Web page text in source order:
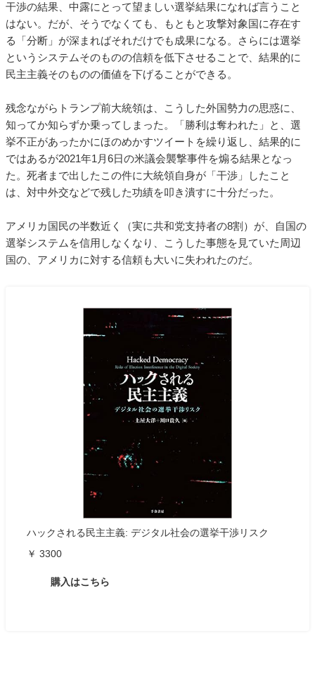
干渉の結果、中露にとって望ましい選挙結果になれば言うこと
はない。だが、そうでなくても、もともと攻撃対象国に存在す
る「分断」が深まればそれだけでも成果になる。さらには選挙
というシステムそのものの信頼を低下させることで、結果的に
民主主義そのものの価値を下げることができる。
残念ながらトランプ前大統領は、こうした外国勢力の思惑に、
知ってか知らずか乗ってしまった。「勝利は奪われた」と、選
挙不正があったかにほのめかすツイートを繰り返し、結果的に
ではあるが2021年1月6日の米議会襲撃事件を煽る結果となっ
た。死者まで出したこの件に大統領自身が「干渉」したこと
は、対中外交などで残した功績を叩き潰すに十分だった。
アメリカ国民の半数近く（実に共和党支持者の8割）が、自国の
選挙システムを信用しなくなり、こうした事態を見ていた周辺
国の、アメリカに対する信頼も大いに失われたのだ。
ハックされる民主主義: デジタル社会の選挙干渉リスク
￥ 3300
購入はこちら